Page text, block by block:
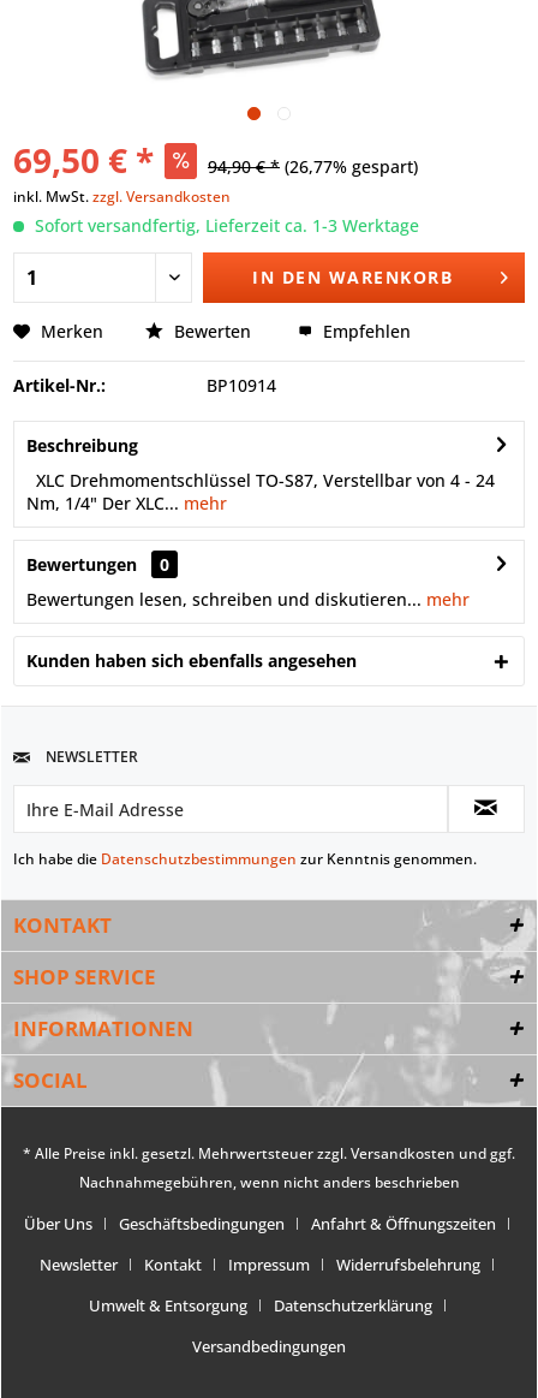
69,50 € * 94,90 € * (26,77% gespart)
inkl. MwSt.zzgl. Versandkosten
Sofort versandfertig, Lieferzeit ca. 1-3 Werktage
IN DEN WARENKORB
Merken Bewerten Empfehlen
Artikel-Nr.: BP10914
Beschreibung
XLC Drehmomentschlüssel TO-S87, Verstellbar von 4 - 24
Nm, 1/4" Der XLC... mehr
Bewertungen
0
Bewertungen lesen, schreiben und diskutieren... mehr
Kunden haben sich ebenfalls angesehen
NEWSLETTER
Ich habe die Datenschutzbestimmungen zur Kenntnis genommen.
KONTAKT
SHOP SERVICE
INFORMATIONEN
SOCIAL
* Alle Preise inkl. gesetzl. Mehrwertsteuer zzgl.Versandkosten und ggf.
Nachnahmegebühren, wenn nicht anders beschrieben
Über Uns Geschäftsbedingungen
Anfahrt & Öffnungszeiten
Newsletter
Kontakt Impressum
Widerrufsbelehrung
Umwelt & Entsorgung
Datenschutzerklärung
Versandbedingungen